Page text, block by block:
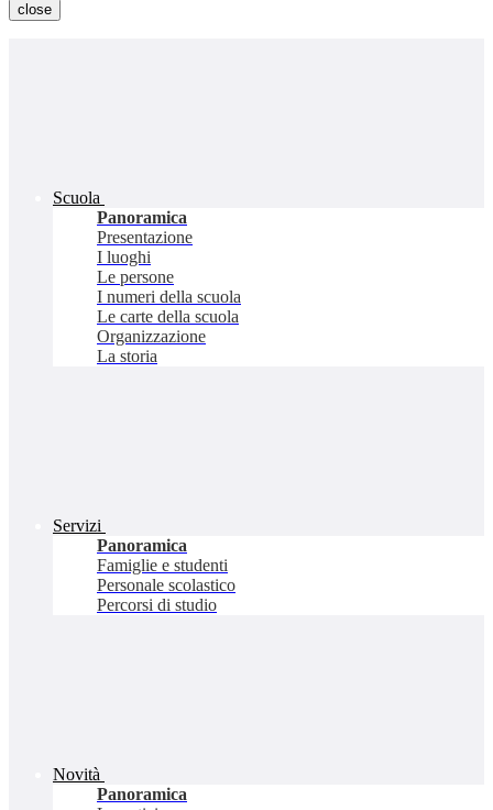
close
Scuola
Panoramica
Presentazione
I luoghi
Le persone
I numeri della scuola
Le carte della scuola
Organizzazione
La storia
Servizi
Panoramica
Famiglie e studenti
Personale scolastico
Percorsi di studio
Novità
Panoramica